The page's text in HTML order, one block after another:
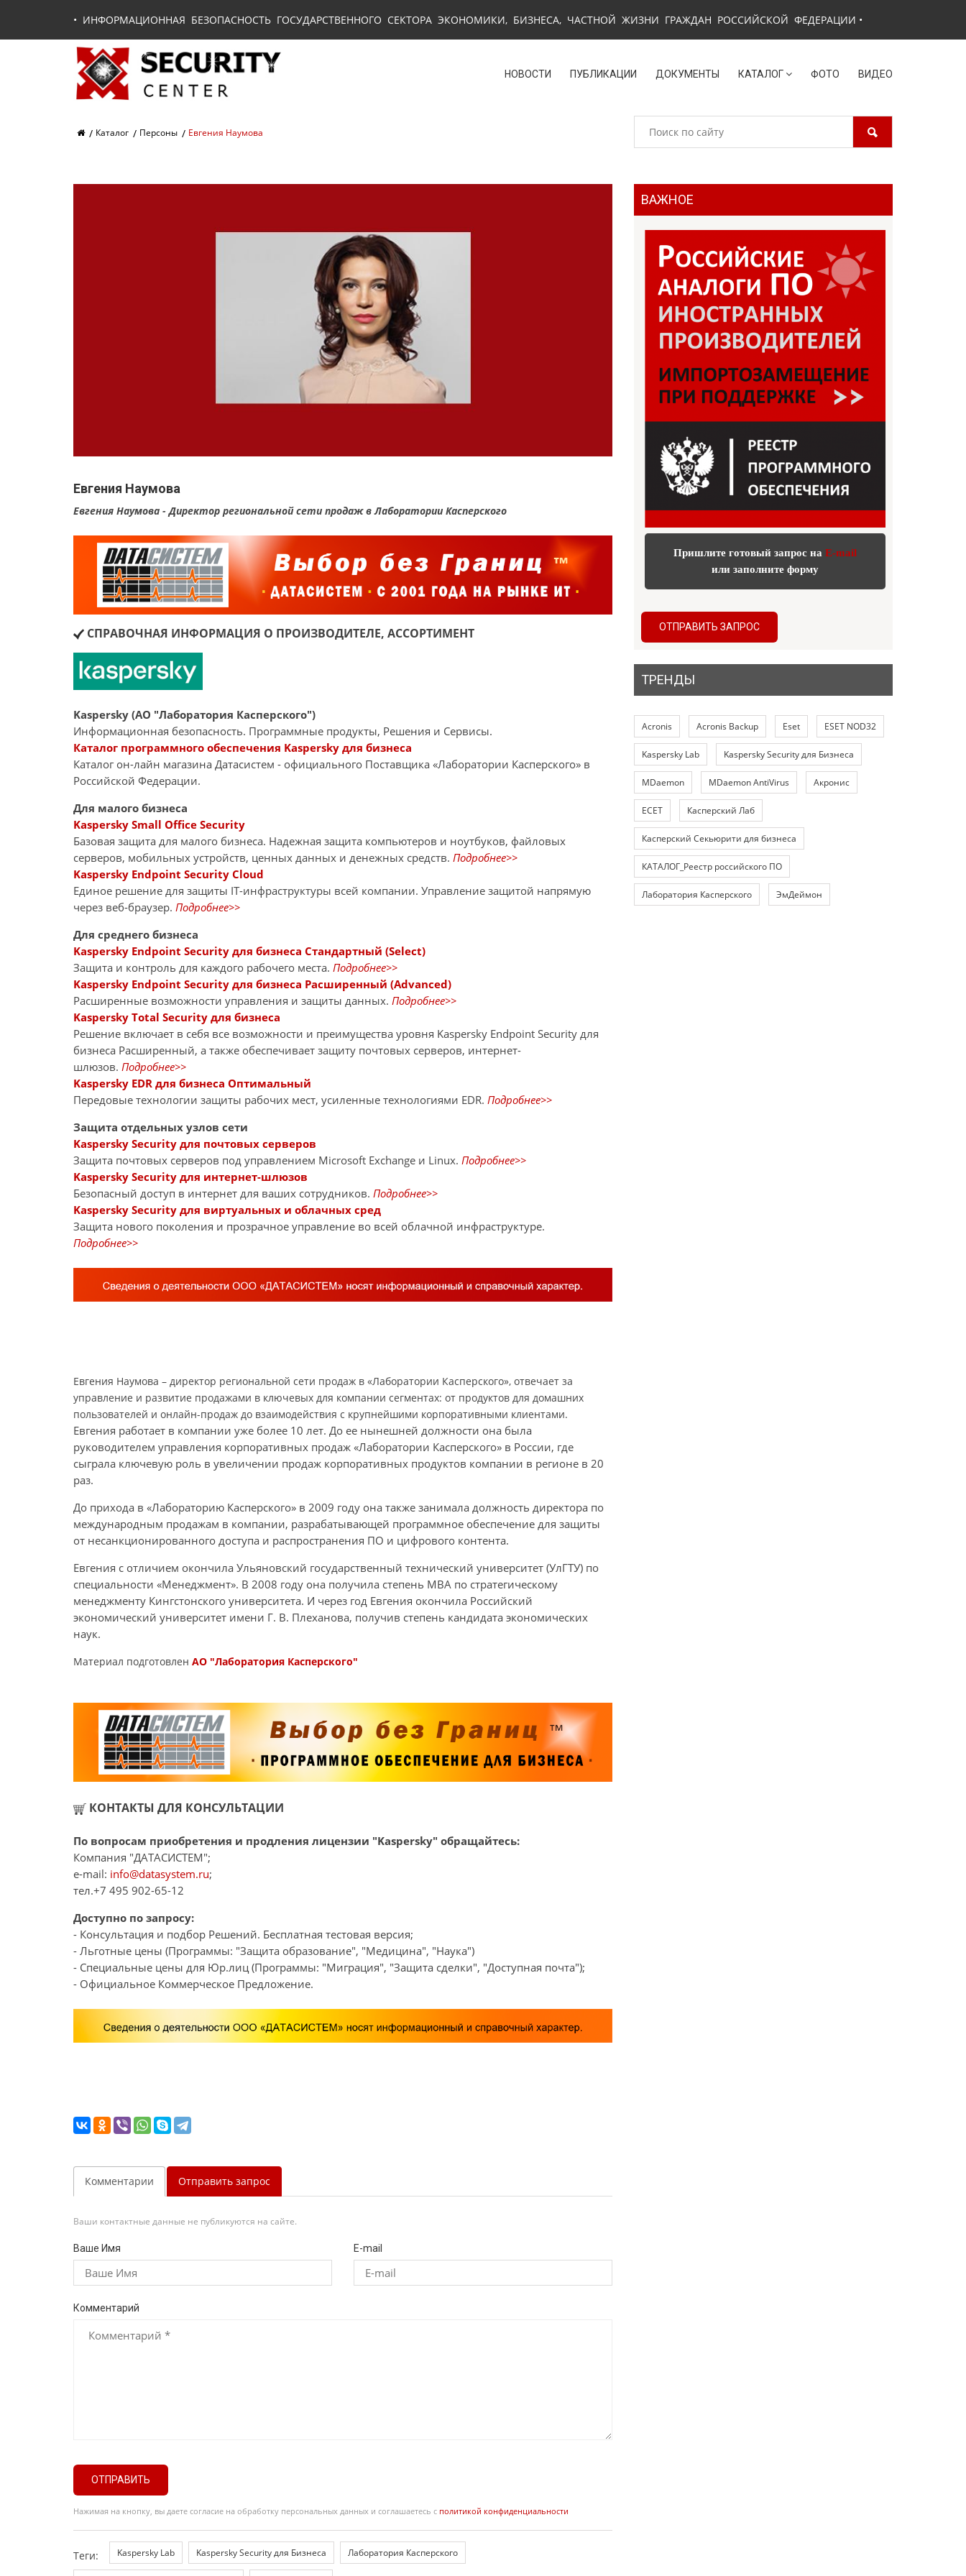
• ИНФОРМАЦИОННАЯ БЕЗОПАСНОСТЬ ГОСУДАРСТВЕННОГО СЕКТОРА ЭКОНОМИКИ, БИЗНЕСА, ЧАСТНОЙ ЖИЗНИ ГРАЖДАН РОССИЙСКОЙ ФЕДЕРАЦИИ •
НОВОСТИ ПУБЛИКАЦИИ ДОКУМЕНТЫ КАТАЛОГ ФОТО ВИДЕО
Каталог Персоны Евгения Наумова
Евгения Наумова
Евгения Наумова - Директор региональной сети продаж в Лаборатории Касперского
СПРАВОЧНАЯ ИНФОРМАЦИЯ О ПРОИЗВОДИТЕЛЕ, АССОРТИМЕНТ
Kaspersky (АО "Лаборатория Касперского")
Информационная безопасность. Программные продукты, Решения и Сервисы.
Каталог программного обеспечения Kaspersky для бизнеса
Каталог он-лайн магазина Датасиcтем - официального Поставщика «Лаборатории Касперского» в
Российской Федерации.
Для малого бизнеса
Kaspersky Small Office Security
Базовая защита для малого бизнеса. Надежная защита компьютеров и ноутбуков, файловых
серверов, мобильных устройств, ценных данных и денежных средств. Подробнее>>
Kaspersky Endpoint Security Cloud
Единое решение для защиты IT-инфраструктуры всей компании. Управление защитой напрямую
через веб-браузер. Подробнее>>
Для среднего бизнеса
Kaspersky Endpoint Security для бизнеса Стандартный (Select)
Защита и контроль для каждого рабочего места. Подробнее>>
Kaspersky Endpoint Security для бизнеса Расширенный (Advanced)
Расширенные возможности управления и защиты данных. Подробнее>>
Kaspersky Total Security для бизнеса
Решение включает в себя все возможности и преимущества уровня Kaspersky Endpoint Security для
бизнеса Расширенный, а также обеспечивает защиту почтовых серверов, интернет-
шлюзов. Подробнее>>
Kaspersky EDR для бизнеса Оптимальный
Передовые технологии защиты рабочих мест, усиленные технологиями EDR. Подробнее>>
Защита отдельных узлов сети
Kaspersky Security для почтовых серверов
Защита почтовых серверов под управлением Microsoft Exchange и Linux. Подробнее>>
Kaspersky Security для интернет-шлюзов
Безопасный доступ в интернет для ваших сотрудников. Подробнее>>
Kaspersky Security для виртуальных и облачных сред
Защита нового поколения и прозрачное управление во всей облачной инфраструктуре.
Подробнее>>
Евгения Наумова – директор региональной сети продаж в «Лаборатории Касперского», отвечает за
управление и развитие продажами в ключевых для компании сегментах: от продуктов для домашних
пользователей и онлайн-продаж до взаимодействия с крупнейшими корпоративными клиентами.
Евгения работает в компании уже более 10 лет. До ее нынешней должности она была
руководителем управления корпоративных продаж «Лаборатории Касперского» в России, где
сыграла ключевую роль в увеличении продаж корпоративных продуктов компании в регионе в 20
раз.
До прихода в «Лабораторию Касперского» в 2009 году она также занимала должность директора по
международным продажам в компании, разрабатывающей программное обеспечение для защиты
от несанкционированного доступа и распространения ПО и цифрового контента.
Евгения с отличием окончила Ульяновский государственный технический университет (УлГТУ) по
специальности «Менеджмент». В 2008 году она получила степень MBA по стратегическому
менеджменту Кингстонского университета. И через год Евгения окончила Российский
экономический университет имени Г. В. Плеханова, получив степень кандидата экономических
наук.
Материал подготовлен АО "Лаборатория Касперского"
КОНТАКТЫ ДЛЯ КОНСУЛЬТАЦИИ
По вопросам приобретения и продления лицензии "Kaspersky" обращайтесь:
Компания "ДАТАСИСТЕМ";
e-mail: info@datasystem.ru;
тел.+7 495 902-65-12
Доступно по запросу:
- Консультация и подбор Решений. Бесплатная тестовая версия;
- Льготные цены (Программы: "Защита образование", "Медицина", "Наука")
- Специальные цены для Юр.лиц (Программы: "Миграция", "Защита сделки", "Доступная почта");
- Официальное Коммерческое Предложение.
Комментарии Отправить запрос
Ваши контактные данные не публикуются на сайте.
Ваше Имя E-mail
Комментарий
ОТПРАВИТЬ
Нажимая на кнопку, вы даете согласие на обработку персональных данных и соглашаетесь с политикой конфиденциальности
Теги: Kaspersky Lab Kaspersky Security для Бизнеса Лаборатория Касперского
ВАЖНОЕ
Пришлите готовый запрос на E-mail
или заполните форму
ОТПРАВИТЬ ЗАПРОС
ТРЕНДЫ
Acronis Acronis Backup Eset ESET NOD32
Kaspersky Lab Kaspersky Security для Бизнеса
MDaemon MDaemon AntiVirus Акронис
ЕСЕТ Касперский Лаб
Касперский Секьюрити для бизнеса
КАТАЛОГ_Реестр российского ПО
Лаборатория Касперского ЭмДеймон